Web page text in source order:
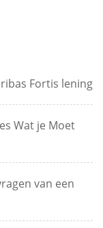
Fortis lening
Wat je Moet
van een